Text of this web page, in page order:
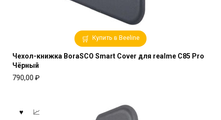
Купить в Beeline
Чехол-книжка BoraSCO Smart Cover для realme C85 Pro
Чёрный
790,00 ₽